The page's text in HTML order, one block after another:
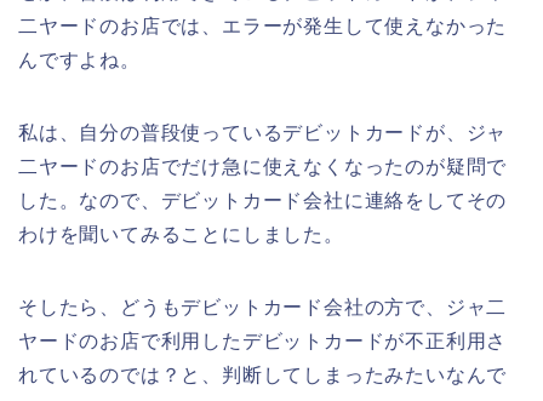
二ヤードのお店では、エラーが発生して使えなかった
んですよね。
私は、自分の普段使っているデビットカードが、ジャ
二ヤードのお店でだけ急に使えなくなったのが疑問で
した。なので、デビットカード会社に連絡をしてその
わけを聞いてみることにしました。
そしたら、どうもデビットカード会社の方で、ジャ二
ヤードのお店で利用したデビットカードが不正利用さ
れているのでは？と、判断してしまったみたいなんで